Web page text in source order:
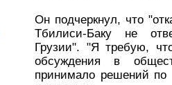
Он подчеркнул, что
Тбилиси-Баку не
Грузии". "Я требую,
обсуждения в
принимало решений по